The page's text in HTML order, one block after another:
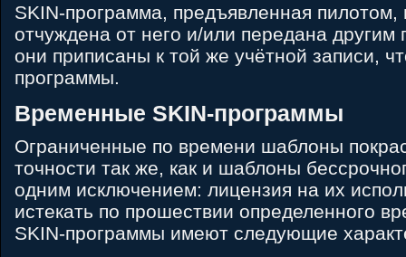
SKIN-программа, предъявленная
отчуждена от него и/или передана
они приписаны к той же учётной записи,
программы.
Временные SKIN-программы
Ограниченные по времени шаблоны
точности так же, как и шаблоны
одним исключением: лицензия на их
истекать по прошествии определенного
SKIN-программы имеют следующие